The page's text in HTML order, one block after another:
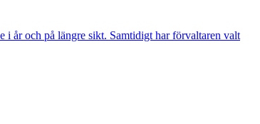
i år och på längre sikt. Samtidigt har förvaltaren valt